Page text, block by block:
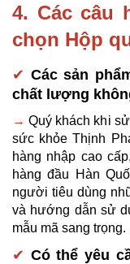
4. Các câu
chọn Hộp
✔ Các sản
chất lượng
→ Quý khách khi
sức khỏe Thịnh
hàng nhập cao
hàng đầu Hàn
người tiêu dùng
và hướng dẫn sử
mẫu mã sang trọng.
✔ Có thể yêu